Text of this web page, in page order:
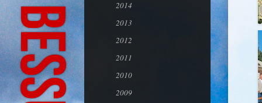
2014
2013
2012
2011
2010
2009